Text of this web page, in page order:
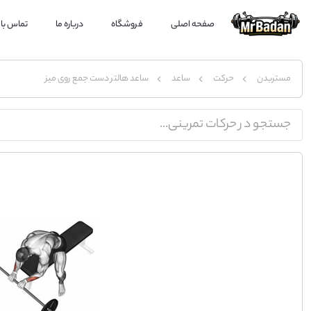
صفحه اصلی فروشگاه درباره ما تماس
مستربدن حرکت ساعد ساعد هالتر دست جمع روی میز
جستجو در حرکات تمرینی...